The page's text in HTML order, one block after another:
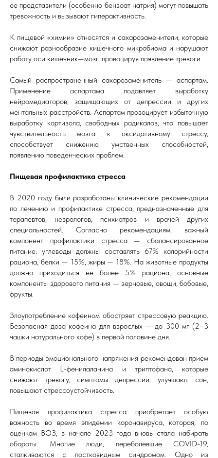
ее представители (особенно бензоат натрия) могут повышать
тревожность и вызывают гиперактивность.
К пищевой «химии» относятся и сахарозаменители, которые
снижают разнообразие кишечного микробиома и нарушают
работу оси кишечник—мозг, провоцируя появление тревоги.
Самый распространенный сахарозаменитель — аспартам.
Применение аспартама подавляет выработку
нейромедиаторов, защищающих от депрессии и других
ментальных расстройств. Аспартам провоцирует избыточную
выработку кортизола, свободных радикалов, что повышает
чувствительность мозга к оксидативному стрессу,
способствует снижению умственных способностей,
появлению поведенческих проблем.
Пищевая профилактика стресса
В 2020 году были разработаны клинические рекомендации
по лечению и профилактике стресса, предназначенные для
терапевтов, неврологов, психиатров и врачей других
специальностей. Согласно рекомендациям, важный
компонент профилактики стресса — сбалансированное
питание: углеводы должны составлять 67% калорийности
рациона, белки — 15%, жиры — 18%. На животные продукты
должно приходиться не более 5% рациона, основные
компоненты здорового питания — зерновые, овощи, бобовые,
фрукты.
Злоупотребление кофеином обостряет стрессовую реакцию.
Безопасная доза кофеина для взрослых — до 300 мг (2–3
чашки натурального кофе) в первой половине дня.
В периоды эмоционального напряжения рекомендован прием
аминокислот L-фенилаланина и триптофана, которые
снижают тревогу, симптомы депрессии, улучшают сон,
повышают стрессоустойчивость.
Пищевая профилактика стресса приобретает особую
важность во время эпидемии коронавируса, которая, по
оценкам ВОЗ, в начале 2023 года вновь стала набирать
обороты. Многие люди, переболевшие COVID-19,
сталкиваются с постковидным синдромом. Одно из